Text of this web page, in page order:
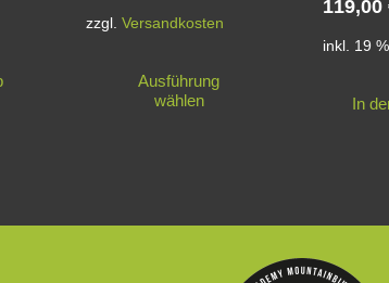
zzgl. Versandkosten
Ausführung
wählen
Die
Optionen
119,00
inkl. 19
In